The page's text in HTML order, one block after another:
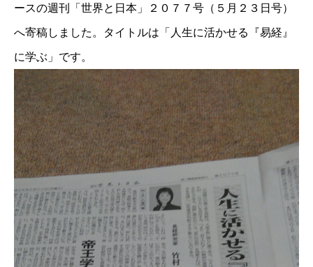
ースの週刊「世界と日本」２０７７号（５月２３日号）
へ寄稿しました。タイトルは「人生に活かせる『易経』
に学ぶ」です。